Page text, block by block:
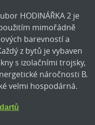
HODINÁŘKA 2 je
mimořádně
barevností a
z bytů je vybaven
s izolačními trojsky,
náročnosti B.
velmi hospodárná.